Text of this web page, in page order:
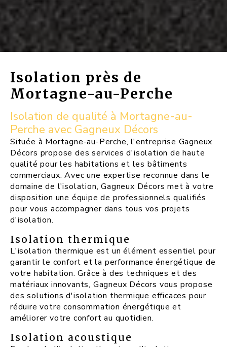
Isolation près de
Mortagne-au-Perche
Isolation de qualité à Mortagne-au-
Perche avec Gagneux Décors
Située à Mortagne-au-Perche, l'entreprise Gagneux
Décors propose des services d'isolation de haute
qualité pour les habitations et les bâtiments
commerciaux. Avec une expertise reconnue dans le
domaine de l'isolation, Gagneux Décors met à votre
disposition une équipe de professionnels qualifiés
pour vous accompagner dans tous vos projets
d'isolation.
Isolation thermique
L'isolation thermique est un élément essentiel pour
garantir le confort et la performance énergétique de
votre habitation. Grâce à des techniques et des
matériaux innovants, Gagneux Décors vous propose
des solutions d'isolation thermique efficaces pour
réduire votre consommation énergétique et
améliorer votre confort au quotidien.
Isolation acoustique